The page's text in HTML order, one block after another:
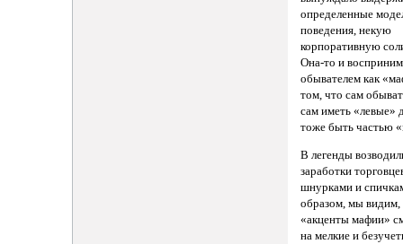
определенные
поведения, некую
корпоративную
Она-то и
обывателем как
том, что сам
сам иметь «левые»
тоже быть частью
В легенды
заработки
шнурками и
образом, мы видим,
«акценты мафии»
на мелкие и